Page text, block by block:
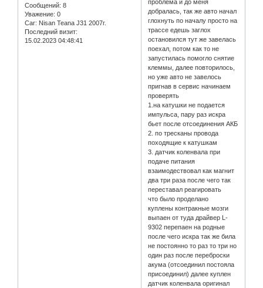
Сообщений: 8
Уважение: 0
Car: Nisan Teana J31 2007г.
Последний визит:
15.02.2023 04:48:41
проблема и до меня
добралась, так же авто начал
глохнуть по началу просто на
трассе едешь заглох
остановился тут же завелась
поехал, потом как то не
запустилась помогло снятие
клеммы, далее повторилось,
но уже авто не завелось
пригнав в сервис начинаем
проверять
1.на катушки не подается
импульса, пару раз искра
бьет после отсоединения АКБ
2. по тресканы провода
походящие к катушкам
3. датчик коленвала при
подаче питания
взаимодествовал как магнит
два три раза после чего так
переставал реагировать
что было проделано
куплены контракные мозги
выпаен от туда драйвер L-
9302 перепаен на родные
после чего искра так же била
не постоянно то раз то три но
один раз после переброски
акума (отсоединил постояла
присоединил) далее куплен
датчик коленвала оригинал